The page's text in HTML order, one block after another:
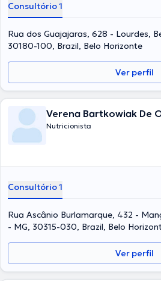
Consultório 1
Rua dos Guajajaras, 628 - Lourdes,
30180-100, Brazil, Belo Horizonte
Ver perfil
Verena Bartkowiak De
Nutricionista
Consultório 1
Rua Ascânio Burlamarque, 432 -
- MG, 30315-030, Brazil, Belo
Ver perfil